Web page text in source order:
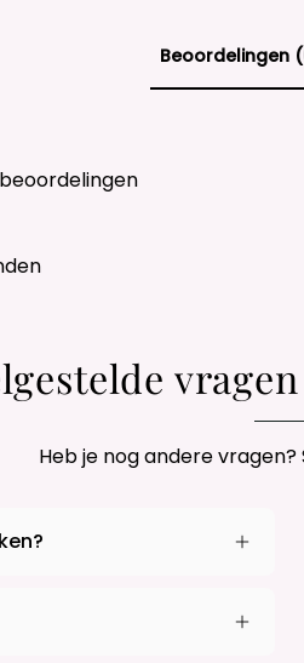
Beoordelingen
Heb je nog andere